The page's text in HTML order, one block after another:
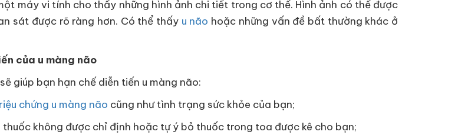
máy vi tính cho thấy những hình ảnh chi tiết trong cơ thể. Hình ảnh có thể được
sát được rõ ràng hơn. Có thể thấy u não hoặc những vấn đề bất thường khác ở
của u màng não
giúp bạn hạn chế diễn tiến u màng não:
chứng u màng não cũng như tình trạng sức khỏe của bạn;
không được chỉ định hoặc tự ý bỏ thuốc trong toa được kê cho bạn;